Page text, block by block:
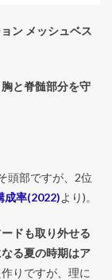
ン メッシュベス
胸と脊髄部分を守
頭部ですが、2位
成率(2022)より)。
ドも取り外せる
る夏の時期はア
りですが、理に